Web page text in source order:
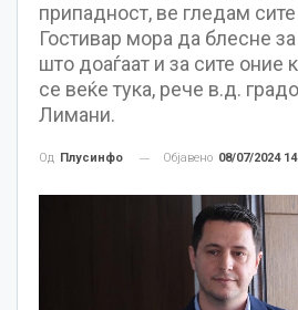
припадност, ве гледам
Гостивар мора да блесне
што доаѓаат и за сите оние
се веќе тука, рече в.д.
Лимани.
Од Плусинфо Објавено 08/07/2024